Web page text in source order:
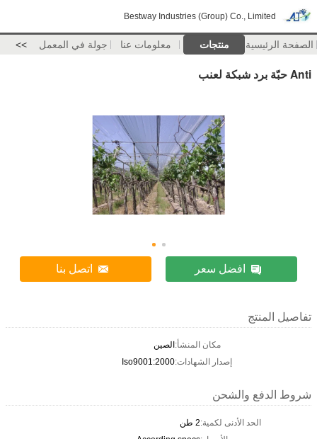
Bestway Industries (Group) Co., Limited
الصفحة الرئيسية منتجات معلومات عنا جولة في المعمل >>
Anti حبّة برد شبكة لعنب
افضل سعر اتصل بنا
تفاصيل المنتج
مكان المنشأ:الصين
إصدار الشهادات:Iso9001:2000
شروط الدفع والشحن
الحد الأدنى لكمية:2 طن